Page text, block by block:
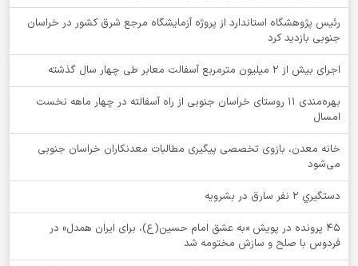
رئیس پژوهشگاه استاندارد از پروژه آزمایشگاه مرجع شرق کشور در خراسان
جنوبی بازدید کرد
اجرای بیش از ۲ میلیون مترمربع آسفالت معابر طی چهار سال گذشته
بهره‌مندی ۱۱ روستای خراسان جنوبی از راه آسفالته در چهار ماهه نخست
امسال
خانه معدن، بازوی تخصصی پیگیری مطالبات معدنکاران خراسان جنوبی
می‌شود
دستگيري 2 نفر سارق در بشرويه
۴۵ پرونده در پویش «به عشق امام حسین(ع)، برای ایران همدل» در
فردوس با صلح و سازش مختومه شد